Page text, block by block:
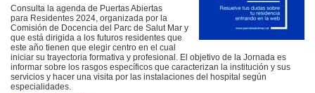
Consulta la agenda de Puertas Abiertas
para Residentes 2024, organizada por la
Comisión de Docencia del Parc de Salut Mar y
que está dirigida a los futuros residentes que
este año tienen que elegir centro en el cual
iniciar su trayectoria formativa y profesional. El objetivo de la Jornada es
informar sobre los rasgos específicos que caracterizan la institución y sus
servicios y hacer una visita por las instalaciones del hospital según
especialidades.